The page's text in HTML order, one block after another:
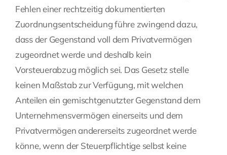
Fehlen einer rechtzeitig dokumentierten
Zuordnungsentscheidung führe zwingend dazu,
dass der Gegenstand voll dem Privatvermögen
zugeordnet werde und deshalb kein
Vorsteuerabzug möglich sei. Das Gesetz stelle
keinen Maßstab zur Verfügung, mit welchen
Anteilen ein gemischtgenutzter Gegenstand dem
Unternehmensvermögen einerseits und dem
Privatvermögen andererseits zugeordnet werde
könne, wenn der Steuerpflichtige selbst keine